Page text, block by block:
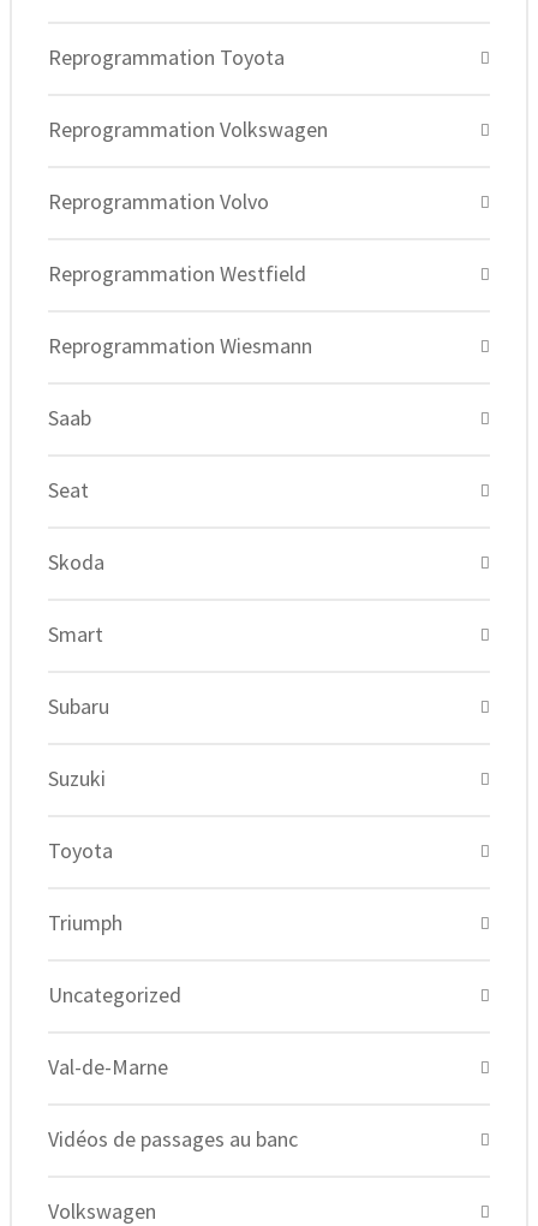
Reprogrammation Toyota
Reprogrammation Volkswagen
Reprogrammation Volvo
Reprogrammation Westfield
Reprogrammation Wiesmann
Saab
Seat
Skoda
Smart
Subaru
Suzuki
Toyota
Triumph
Uncategorized
Val-de-Marne
Vidéos de passages au banc
Volkswagen